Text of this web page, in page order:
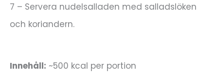
7 – Servera nudelsalladen med salladslöken
och koriandern.
Innehåll: ~500 kcal per portion